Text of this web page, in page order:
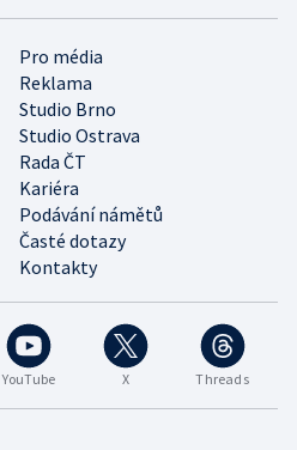
YouTube X Threads
Pro média
Reklama
Studio Brno
Studio Ostrava
Rada ČT
Kariéra
Podávání námětů
Časté dotazy
Kontakty